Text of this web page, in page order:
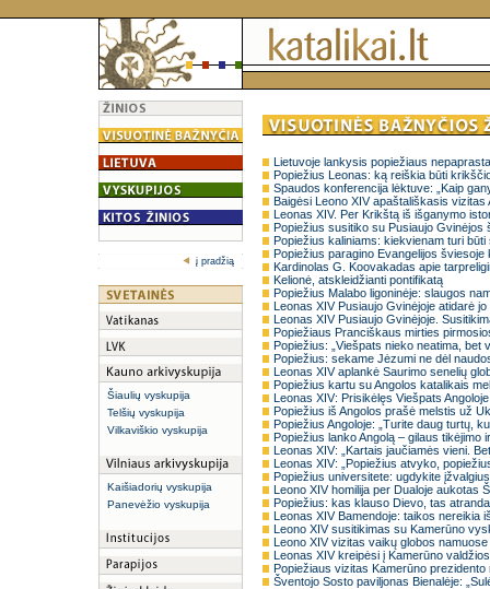
į pradžią
Šiaulių vyskupija
Telšių vyskupija
Vilkaviškio vyskupija
Kaišiadorių vyskupija
Panevėžio vyskupija
Lietuvoje lankysis popiežiaus
Popiežius Leonas: ką reiškia būti
Spaudos konferencija lėktuve: „Kaip
Baigėsi Leono XIV apaštališkasis vizitas
Leonas XIV. Per Krikštą iš išganymo
Popiežius susitiko su Pusiaujo Gvinėjos
Popiežius kaliniams: kiekvienam turi
Popiežius paragino Evangelijos šviesoje
Kardinolas G. Koovakadas apie
Kelionė, atskleidžianti pontifikatą
Popiežius Malabo ligoninėje: slaugos
Leonas XIV Pusiaujo Gvinėjoje atidarė
Leonas XIV Pusiaujo Gvinėjoje.
Popiežiaus Pranciškaus mirties
Popiežius: „Viešpats nieko neatima, bet
Popiežius: sekame Jėzumi ne dėl
Leonas XIV aplankė Saurimo senelių
Popiežius kartu su Angolos katalikais
Leonas XIV: Prisikėlęs Viešpats
Popiežius iš Angolos prašė melstis už
Popiežius Angoloje: „Turite daug turtų,
Popiežius lanko Angolą – gilaus tikėjimo
Leonas XIV: „Kartais jaučiamės vieni.
Leonas XIV: „Popiežius atvyko,
Popiežius universitete: ugdykite
Leono XIV homilija per Dualoje aukotas
Popiežius: kas klauso Dievo, tas
Leonas XIV Bamendoje: taikos nereikia
Leono XIV susitikimas su Kamerūno
Leono XIV vizitas vaikų globos namuose
Leonas XIV kreipėsi į Kamerūno
Popiežiaus vizitas Kamerūno prezidento
Šventojo Sosto paviljonas Bienalėje: